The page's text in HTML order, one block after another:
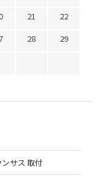
21
22
28
29
サス 取付